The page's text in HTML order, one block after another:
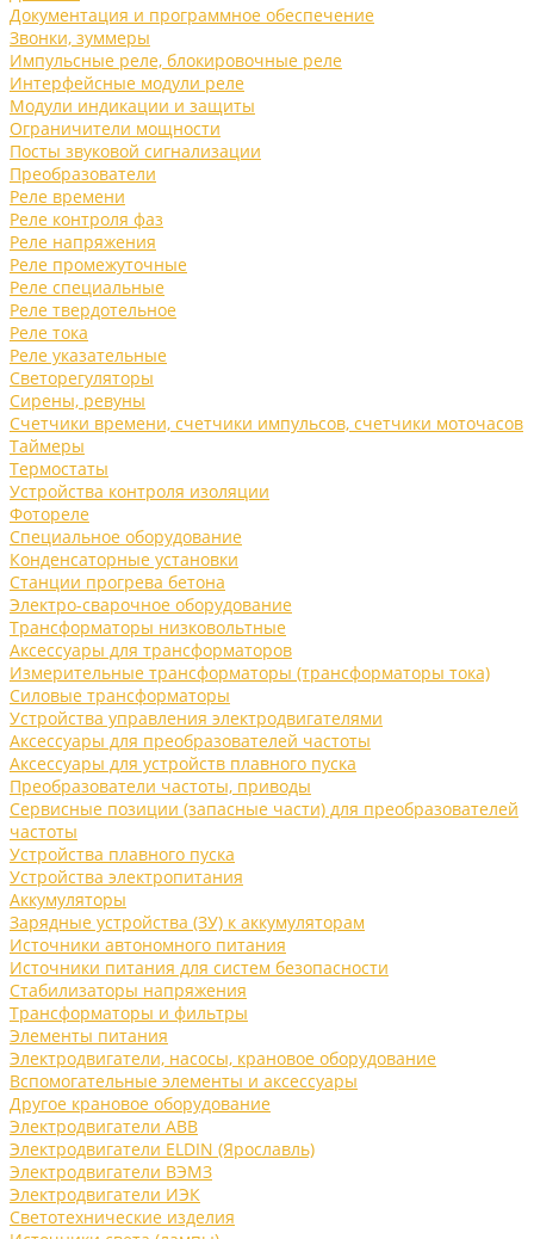
Документация и программное обеспечение
Звонки, зуммеры
Импульсные реле, блокировочные реле
Интерфейсные модули реле
Модули индикации и защиты
Ограничители мощности
Посты звуковой сигнализации
Преобразователи
Реле времени
Реле контроля фаз
Реле напряжения
Реле промежуточные
Реле специальные
Реле твердотельное
Реле тока
Реле указательные
Светорегуляторы
Сирены, ревуны
Счетчики времени, счетчики импульсов, счетчики моточасов
Таймеры
Термостаты
Устройства контроля изоляции
Фотореле
Специальное оборудование
Конденсаторные установки
Станции прогрева бетона
Электро-сварочное оборудование
Трансформаторы низковольтные
Аксессуары для трансформаторов
Измерительные трансформаторы (трансформаторы тока)
Силовые трансформаторы
Устройства управления электродвигателями
Аксессуары для преобразователей частоты
Аксессуары для устройств плавного пуска
Преобразователи частоты, приводы
Сервисные позиции (запасные части) для преобразователей
частоты
Устройства плавного пуска
Устройства электропитания
Аккумуляторы
Зарядные устройства (ЗУ) к аккумуляторам
Источники автономного питания
Источники питания для систем безопасности
Стабилизаторы напряжения
Трансформаторы и фильтры
Элементы питания
Электродвигатели, насосы, крановое оборудование
Вспомогательные элементы и аксессуары
Другое крановое оборудование
Электродвигатели ABB
Электродвигатели ELDIN (Ярославль)
Электродвигатели ВЭМЗ
Электродвигатели ИЭК
Светотехнические изделия